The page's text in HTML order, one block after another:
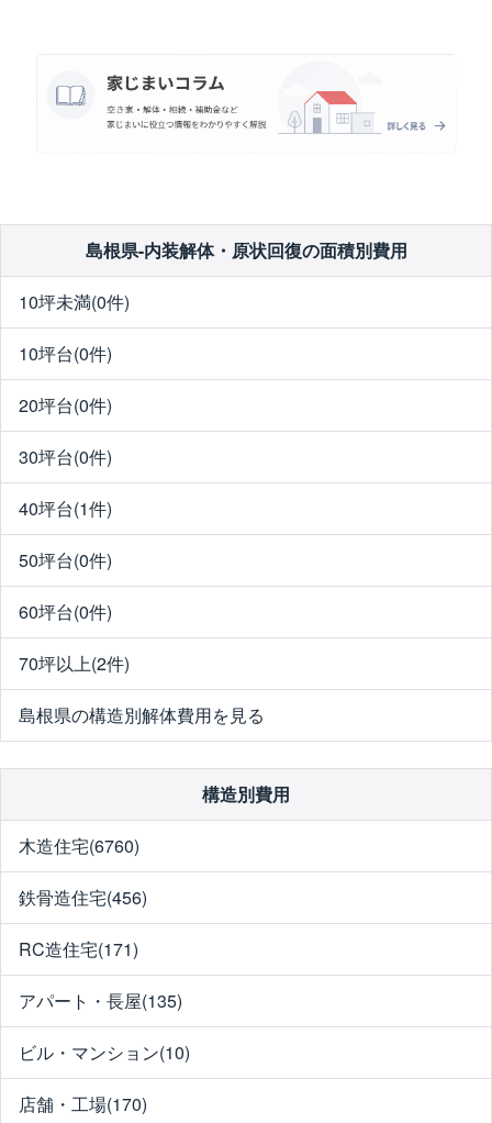
島根県-内装解体・原状回復の面積別費用
10坪未満(0件)
10坪台(0件)
20坪台(0件)
30坪台(0件)
40坪台(1件)
50坪台(0件)
60坪台(0件)
70坪以上(2件)
島根県の構造別解体費用を見る
構造別費用
木造住宅(6760)
鉄骨造住宅(456)
RC造住宅(171)
アパート・長屋(135)
ビル・マンション(10)
店舗・工場(170)